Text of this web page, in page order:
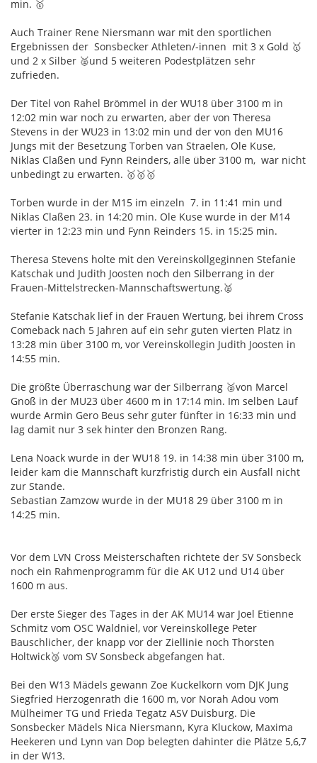
min. 🥇
Auch Trainer Rene Niersmann war mit den sportlichen
Ergebnissen der Sonsbecker Athleten/-innen mit 3 x Gold 🥇
und 2 x Silber 🥈und 5 weiteren Podestplätzen sehr
zufrieden.
Der Titel von Rahel Brömmel in der WU18 über 3100 m in
12:02 min war noch zu erwarten, aber der von Theresa
Stevens in der WU23 in 13:02 min und der von den MU16
Jungs mit der Besetzung Torben van Straelen, Ole Kuse,
Niklas Claßen und Fynn Reinders, alle über 3100 m, war nicht
unbedingt zu erwarten. 🥇🥇🥇
Torben wurde in der M15 im einzeln 7. in 11:41 min und
Niklas Claßen 23. in 14:20 min. Ole Kuse wurde in der M14
vierter in 12:23 min und Fynn Reinders 15. in 15:25 min.
Theresa Stevens holte mit den Vereinskollgeginnen Stefanie
Katschak und Judith Joosten noch den Silberrang in der
Frauen-Mittelstrecken-Mannschaftswertung.🥈
Stefanie Katschak lief in der Frauen Wertung, bei ihrem Cross
Comeback nach 5 Jahren auf ein sehr guten vierten Platz in
13:28 min über 3100 m, vor Vereinskollegin Judith Joosten in
14:55 min.
Die größte Überraschung war der Silberrang 🥈von Marcel
Gnoß in der MU23 über 4600 m in 17:14 min. Im selben Lauf
wurde Armin Gero Beus sehr guter fünfter in 16:33 min und
lag damit nur 3 sek hinter den Bronzen Rang.
Lena Noack wurde in der WU18 19. in 14:38 min über 3100 m,
leider kam die Mannschaft kurzfristig durch ein Ausfall nicht
zur Stande.
Sebastian Zamzow wurde in der MU18 29 über 3100 m in
14:25 min.
Vor dem LVN Cross Meisterschaften richtete der SV Sonsbeck
noch ein Rahmenprogramm für die AK U12 und U14 über
1600 m aus.
Der erste Sieger des Tages in der AK MU14 war Joel Etienne
Schmitz vom OSC Waldniel, vor Vereinskollege Peter
Bauschlicher, der knapp vor der Ziellinie noch Thorsten
Holtwick🥉 vom SV Sonsbeck abgefangen hat.
Bei den W13 Mädels gewann Zoe Kuckelkorn vom DJK Jung
Siegfried Herzogenrath die 1600 m, vor Norah Adou vom
Mülheimer TG und Frieda Tegatz ASV Duisburg. Die
Sonsbecker Mädels Nica Niersmann, Kyra Kluckow, Maxima
Heekeren und Lynn van Dop belegten dahinter die Plätze 5,6,7
in der W13.